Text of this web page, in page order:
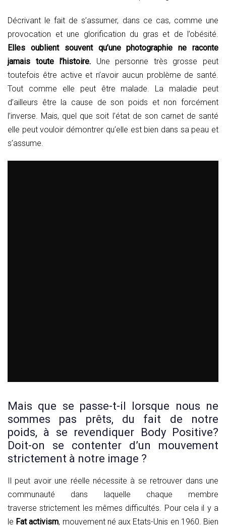
Décrivant le fait de s’assumer, dans ce cas, comme une
provocation et une glorification du gras et de l’obésité.
Elles oublient souvent qu’une photographie ne raconte
jamais toute l’histoire. Une personne très grosse peut
toutefois être active et n’avoir aucun problème de santé.
Tout comme elle peut être malade. La maladie peut
d’ailleurs être la cause de son poids et non forcément
l’inverse. Mais, quel que soit l’état de son carnet de santé
elle peut vouloir démontrer qu’elle est bien dans sa peau et
s’assume.
Mais que se passe-t-il lorsque nous ne
sommes pas prêts, du fait de notre
poids, à se revendiquer Body Positive?
Doit-on se contenter d’un mouvement
strictement à notre image ?
Il peut avoir une réelle nécessite à se retrouver dans une
communauté dans laquelle chaque membre
traverse strictement les mêmes difficultés. Pour cela il y a
le Fat activism, mouvement né aux Etats-Unis en 1960. Bien